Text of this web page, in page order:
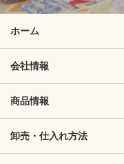
ホーム
会社情報
商品情報
卸売・仕入れ方法